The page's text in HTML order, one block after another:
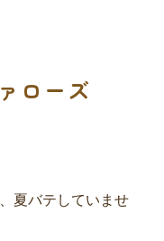
ローズ
夏バテしていませ